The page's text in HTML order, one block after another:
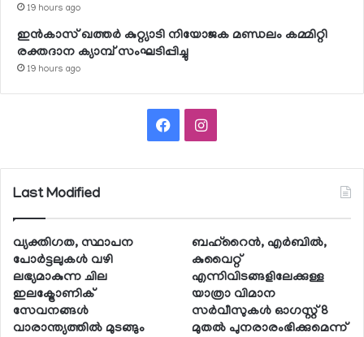
19 hours ago
ഇന്‍കാസ് ഖത്തര്‍ കുറ്റ്യാടി നിയോജക മണ്ഡലം കമ്മിറ്റി
രക്തദാന ക്യാമ്പ് സംഘടിപ്പിച്ചു
19 hours ago
FacebookInstagram
Last Modified
വ്യക്തിഗത, സ്ഥാപന
പോര്‍ട്ടലുകള്‍ വഴി
ലഭ്യമാകുന്ന ചില
ഇലക്ട്രോണിക്
സേവനങ്ങള്‍
വാരാന്ത്യത്തില്‍ മുടങ്ങും
ബഹ്റൈന്‍, എര്‍ബില്‍,
കുവൈറ്റ്
എന്നിവിടങ്ങളിലേക്കുള്ള
യാത്രാ വിമാന
സര്‍വീസുകള്‍ ഓഗസ്റ്റ് 8
മുതല്‍ പുനരാരംഭിക്കുമെന്ന്